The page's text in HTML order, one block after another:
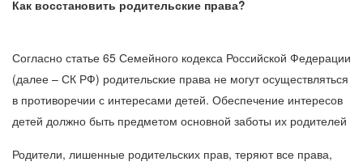
Как восстановить родительские права?
Согласно статье 65 Семейного кодекса Российской Федерации
(далее – СК РФ) родительские права не могут осуществляться
в противоречии с интересами детей. Обеспечение интересов
детей должно быть предметом основной заботы их родителей
Родители, лишенные родительских прав, теряют все права,